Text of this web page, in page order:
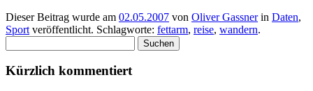
Dieser Beitrag wurde am 02.05.2007 von Oliver Gassnerin Daten,
Sport veröffentlicht. Schlagworte: fettarm, reise, wandern.
nach:
Kürzlich kommentiert